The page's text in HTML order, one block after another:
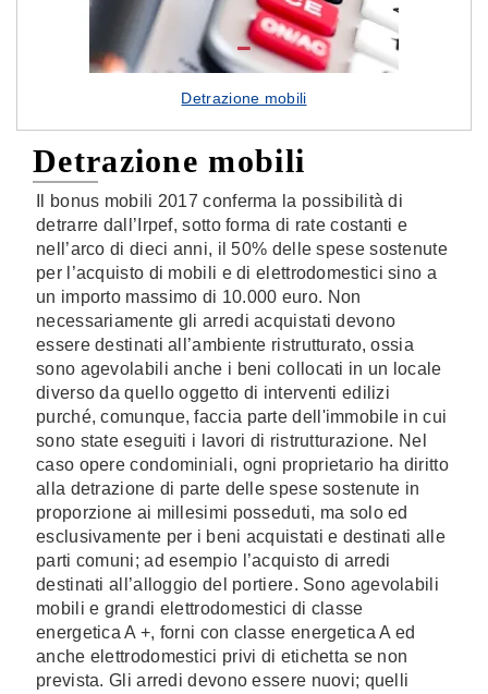
Detrazione mobili
Detrazione mobili
Il bonus mobili 2017 conferma la possibilità di
detrarre dall’Irpef, sotto forma di rate costanti e
nell’arco di dieci anni, il 50% delle spese sostenute
per l’acquisto di mobili e di elettrodomestici sino a
un importo massimo di 10.000 euro. Non
necessariamente gli arredi acquistati devono
essere destinati all’ambiente ristrutturato, ossia
sono agevolabili anche i beni collocati in un locale
diverso da quello oggetto di interventi edilizi
purché, comunque, faccia parte dell'immobile in cui
sono state eseguiti i lavori di ristrutturazione. Nel
caso opere condominiali, ogni proprietario ha diritto
alla detrazione di parte delle spese sostenute in
proporzione ai millesimi posseduti, ma solo ed
esclusivamente per i beni acquistati e destinati alle
parti comuni; ad esempio l’acquisto di arredi
destinati all’alloggio del portiere. Sono agevolabili
mobili e grandi elettrodomestici di classe
energetica A +, forni con classe energetica A ed
anche elettrodomestici privi di etichetta se non
prevista. Gli arredi devono essere nuovi; quelli